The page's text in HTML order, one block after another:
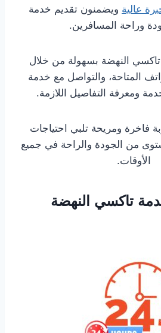
عالية ويضمنون تقديم خدمة
وراحة المسافرين.
النهضة بسهولة من خلال
المتاحة، والتواصل مع خدمة
ومعرفة التفاصيل اللازمة.
فاخرة ومريحة تلبي احتياجات
من الجودة والراحة في جميع
الأوقات.
تاكسي النهضة